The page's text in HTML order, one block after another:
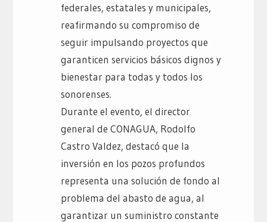
federales, estatales y municipales,
reafirmando su compromiso de
seguir impulsando proyectos que
garanticen servicios básicos dignos y
bienestar para todas y todos los
sonorenses.
Durante el evento, el director
general de CONAGUA, Rodolfo
Castro Valdez, destacó que la
inversión en los pozos profundos
representa una solución de fondo al
problema del abasto de agua, al
garantizar un suministro constante